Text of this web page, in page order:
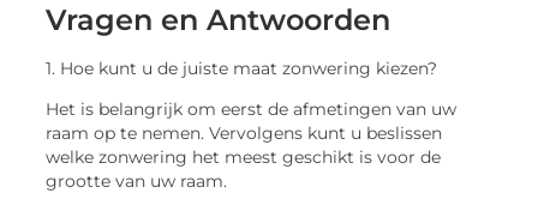
Vragen en Antwoorden
1. Hoe kunt u de juiste maat zonwering kiezen?
Het is belangrijk om eerst de afmetingen van uw
raam op te nemen. Vervolgens kunt u beslissen
welke zonwering het meest geschikt is voor de
grootte van uw raam.